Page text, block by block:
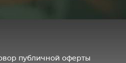
публичной оферты